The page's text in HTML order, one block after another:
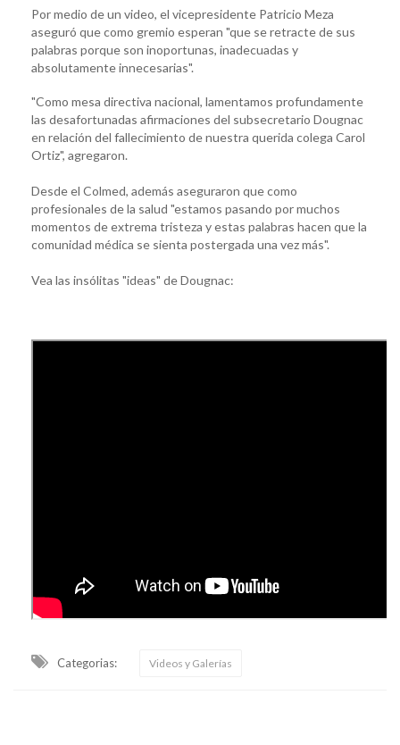
Por medio de un video, el vicepresidente Patricio Meza
aseguró que como gremio esperan "que se retracte de sus
palabras porque son inoportunas, inadecuadas y
absolutamente innecesarias".
"Como mesa directiva nacional, lamentamos profundamente
las desafortunadas afirmaciones del subsecretario Dougnac
en relación del fallecimiento de nuestra querida colega Carol
Ortiz", agregaron.
Desde el Colmed, además aseguraron que como
profesionales de la salud "estamos pasando por muchos
momentos de extrema tristeza y estas palabras hacen que la
comunidad médica se sienta postergada una vez más".
Vea las insólitas "ideas" de Dougnac:
Categorias: Videos y Galerías